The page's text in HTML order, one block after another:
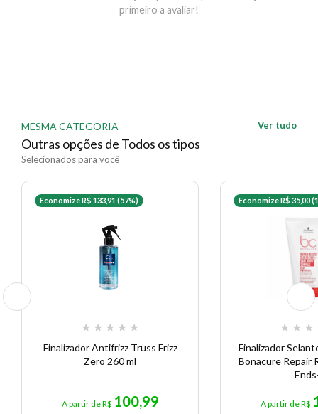
um difusor ou seque ao natural.Tipo de Cabelo:
primeiro a avaliar!
MESMA CATEGORIA
Outras opções de Todos os tipos
Selecionados para você
Ver tudo
Economize R$ 133,91 (57%)
★ ★ ★ ★ ★
Finalizador Antifrizz Truss Frizz
Zero 260 ml
A partir de R$ 100,99
Economize R$ 35,00
★ ★ ★
Finalizador
Bonacure Repair
A partir de R$